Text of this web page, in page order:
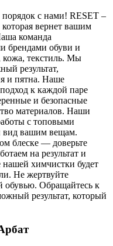
с нами! RESET –
которая вернет вашим
команда
брендами обуви и
текстиль. Мы
результат,
и пятна. Наше
к каждой паре
и безопасные
материалов. Наши
с топовыми
вид вашим вещам.
блеске — доверьте
на результат и
нашей химчистки будет
Не жертвуйте
обувью. Обращайтесь к
результат, который